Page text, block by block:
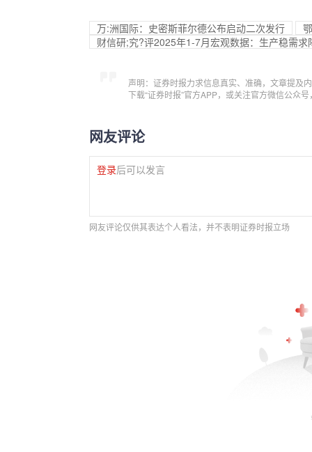
万:洲国际：史密斯菲尔德公布启动二次发行
财信研;究?评2025年1-7月宏观数据：生产稳需求
声明：证券时报力求信息真实、准确，文章提及
下载“证券时报”官方APP，或关注官方微信公众
网友评论
登录后可以发言
网友评论仅供其表达个人看法，并不表明证券时报立场